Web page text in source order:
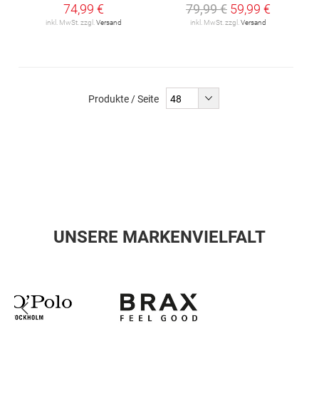
74,99 €
inkl. MwSt. zzgl.Versand
79,99 € 59,99 €
inkl. MwSt. zzgl.Versand
Produkte / Seite
UNSERE MARKENVIELFALT